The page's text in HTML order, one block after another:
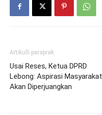
Artikulli paraprak
Usai Reses, Ketua DPRD
Lebong: Aspirasi Masyarakat
Akan Diperjuangkan